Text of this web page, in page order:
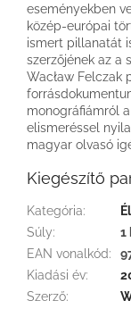
eseményekben
közép-európai
ismert pillanatát
szerzőjének az a
Wacław Felczak
monográfiámról
elismeréssel
magyar olvasó
Kiegészítő
Kategória:
Súly:
1
EAN vonalkód:
Kiadási év:
Szerző: